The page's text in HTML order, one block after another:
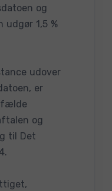
og
udgør 1,5 %
udover
er
og
til Det